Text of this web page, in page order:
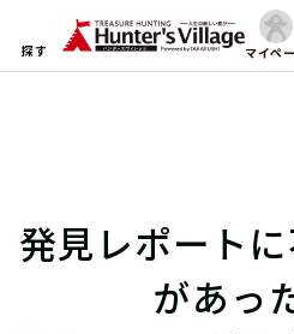
探す マイペ
発見レポート
があっ